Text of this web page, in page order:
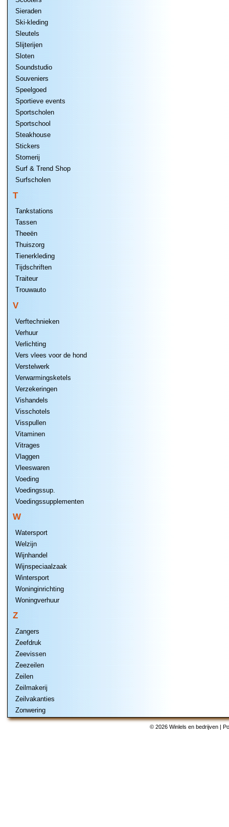
Sieraden
Ski-kleding
Sleutels
Slijterijen
Sloten
Soundstudio
Souveniers
Speelgoed
Sportieve events
Sportscholen
Sportschool
Steakhouse
Stickers
Stomerij
Surf & Trend Shop
Surfscholen
T
Tankstations
Tassen
Theeën
Thuiszorg
Tienerkleding
Tijdschriften
Traiteur
Trouwauto
V
Verftechnieken
Verhuur
Verlichting
Vers vlees voor de hond
Verstelwerk
Verwarmingsketels
Verzekeringen
Vishandels
Visschotels
Visspullen
Vitaminen
Vitrages
Vlaggen
Vleeswaren
Voeding
Voedingssup.
Voedingssupplementen
W
Watersport
Welzijn
Wijnhandel
Wijnspeciaalzaak
Wintersport
Woninginrichting
Woningverhuur
Z
Zangers
Zeefdruk
Zeevissen
Zeezeilen
Zeilen
Zeilmakerij
Zeilvakanties
Zonwering
© 2026 Winlels en bedrijven |